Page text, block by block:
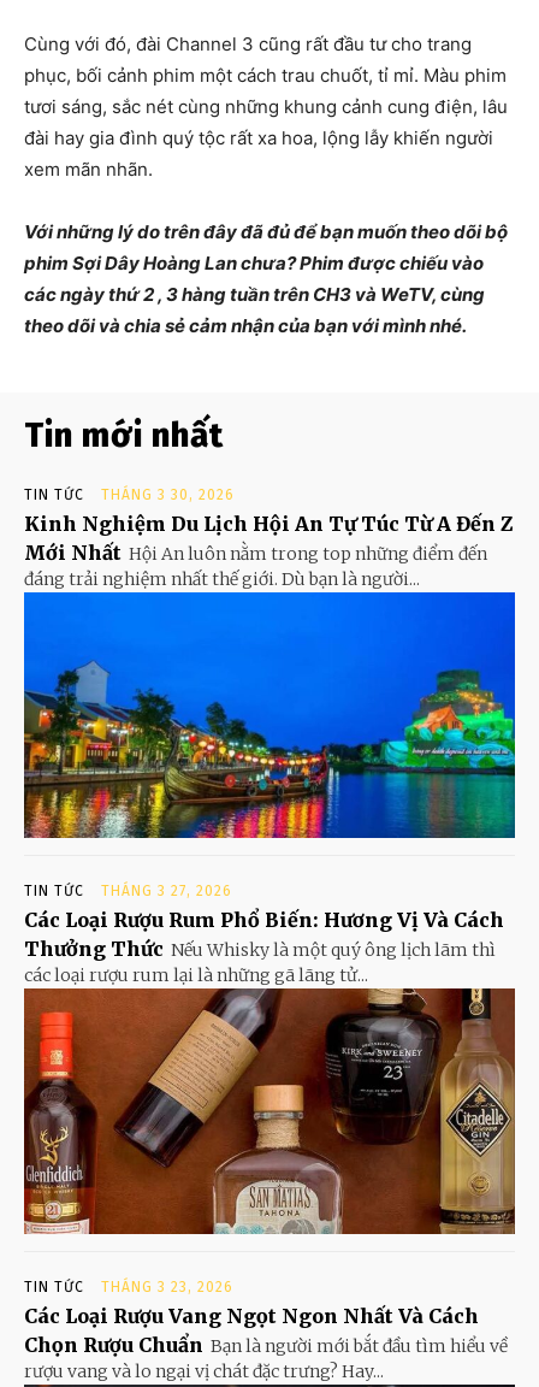
Cùng với đó, đài Channel 3 cũng rất đầu tư cho trang
phục, bối cảnh phim một cách trau chuốt, tỉ mỉ. Màu phim
tươi sáng, sắc nét cùng những khung cảnh cung điện, lâu
đài hay gia đình quý tộc rất xa hoa, lộng lẫy khiến người
xem mãn nhãn.
Với những lý do trên đây đã đủ để bạn muốn theo dõi bộ
phim Sợi Dây Hoàng Lan chưa? Phim được chiếu vào
các ngày thứ 2 , 3 hàng tuần trên CH3 và WeTV, cùng
theo dõi và chia sẻ cảm nhận của bạn với mình nhé.
Tin mới nhất
TIN TỨC THÁNG 3 30, 2026
Kinh Nghiệm Du Lịch Hội An Tự Túc Từ A Đến Z
Mới Nhất Hội An luôn nằm trong top những điểm đến
đáng trải nghiệm nhất thế giới. Dù bạn là người...
TIN TỨC THÁNG 3 27, 2026
Các Loại Rượu Rum Phổ Biến: Hương Vị Và Cách
Thưởng Thức Nếu Whisky là một quý ông lịch lãm thì
các loại rượu rum lại là những gã lãng tử...
TIN TỨC THÁNG 3 23, 2026
Các Loại Rượu Vang Ngọt Ngon Nhất Và Cách
Chọn Rượu Chuẩn Bạn là người mới bắt đầu tìm hiểu về
rượu vang và lo ngại vị chát đặc trưng? Hay...